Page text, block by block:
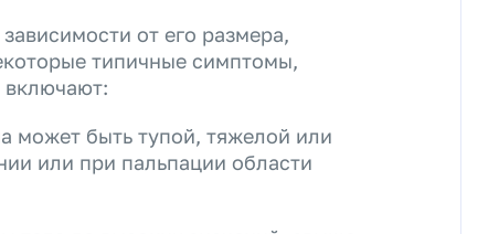
от его размера,
типичные симптомы,
включают:
может быть тупой, тяжелой или
или при пальпации области